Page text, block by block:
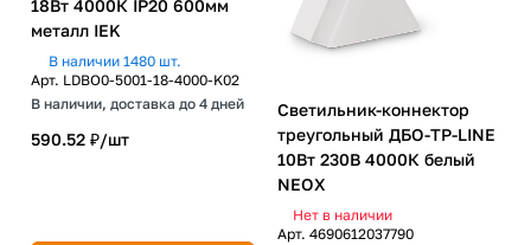
18Вт 4000К IP20 600мм
металл IEK
В наличии 1480 шт.
Арт. LDBO0-5001-18-4000-K02
В наличии, доставка до 4 дней
590.52 ₽/шт
Светильник-коннектор
треугольный ДБО-ТР-LINE
10Вт 230В 4000К белый
NEOX
Нет в наличии
Арт. 4690612037790